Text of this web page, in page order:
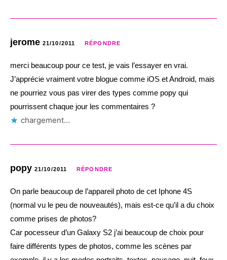
jerome 21/10/2011 RÉPONDRE
merci beaucoup pour ce test, je vais l’essayer en vrai.
J’apprécie vraiment votre blogue comme iOS et Android, mais
ne pourriez vous pas virer des types comme popy qui
pourrissent chaque jour les commentaires ?
chargement…
popy 21/10/2011 RÉPONDRE
On parle beaucoup de l’appareil photo de cet Iphone 4S
(normal vu le peu de nouveautés), mais est-ce qu’il a du choix
comme prises de photos?
Car pocesseur d’un Galaxy S2 j’ai beaucoup de choix pour
faire différents types de photos, comme les scènes par